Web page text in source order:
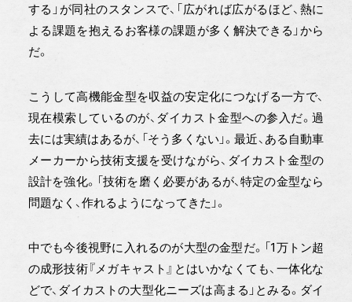
する」が同社のスタンスで、「広がれば広がるほど、熱に
よる課題を抱えるお客様の課題が多く解決できる」から
だ。
こうして高機能金型を収益の安定化につなげる一方で、
現在模索しているのが、ダイカスト金型への参入だ。過
去には実績はあるが、「そう多くない」。最近、ある自動車
メーカーから技術支援を受けながら、ダイカスト金型の
設計を強化。「技術を磨く必要があるが、特定の金型なら
問題なく、作れるようになってきた」。
中でも今後視野に入れるのが大型の金型だ。「1万トン超
の成形技術『メガキャスト』とはいかなくても、一体化な
どで、ダイカストの大型化ニーズは高まる」とみる。ダイ